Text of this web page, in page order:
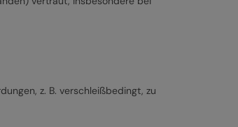
z. B. verschleißbedingt, zu